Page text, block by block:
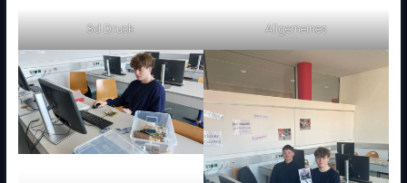
3d Druck Allgemeines